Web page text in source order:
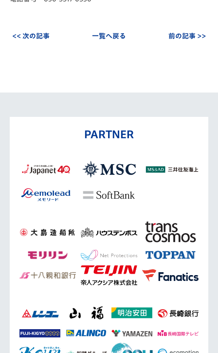
<< 次の記事 一覧へ戻る 前の記事 >>
PARTNER